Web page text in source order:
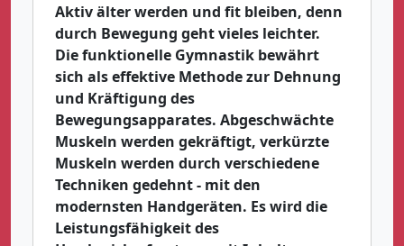
Aktiv älter werden und fit bleiben, denn
durch Bewegung geht vieles leichter.
Die funktionelle Gymnastik bewährt
sich als effektive Methode zur Dehnung
und Kräftigung des
Bewegungsapparates. Abgeschwächte
Muskeln werden gekräftigt, verkürzte
Muskeln werden durch verschiedene
Techniken gedehnt - mit den
modernsten Handgeräten. Es wird die
Leistungsfähigkeit des